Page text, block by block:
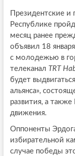
Президентские
Республике
месяц ранее
объявил 18
с молодежью в
телеканал TRT
будет
альянса»,
развития, а
движения.
Оппоненты
избирательной
случае победы